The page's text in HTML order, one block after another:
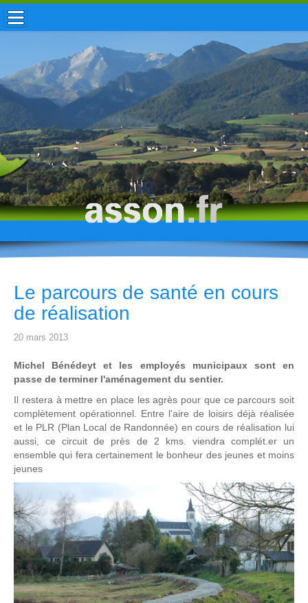
ACCUEIL / INFOS
MUNICIPALITÉ
VIE LOCALE
ENFANCE
TOURISME
HISTOIRE
Le parcours de santé en cours
de réalisation
20 mars 2013
Michel Bénédeyt et les employés municipaux sont en
passe de terminer l'aménagement du sentier.
Il restera à mettre en place les agrès pour que ce parcours soit
complètement opérationnel. Entre l'aire de loisirs déjà réalisée
et le PLR (Plan Local de Randonnée) en cours de réalisation lui
aussi, ce circuit de près de 2 kms. viendra complét.er un
ensemble qui fera certainement le bonheur des jeunes et moins
jeunes